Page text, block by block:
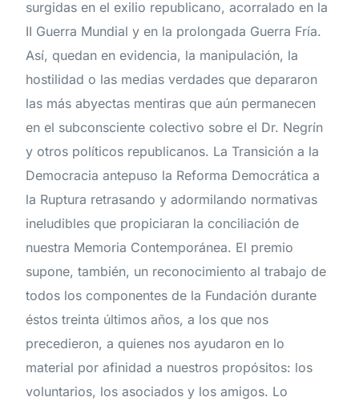
surgidas en el exilio republicano,acorralado en la
II Guerra Mundialy en la prolongada Guerra Fría.
Así, quedan en evidencia, la manipulación, la
hostilidad o las mediasverdades que depararon
las másabyectas mentiras queaún permanecen
en el subconsciente colectivo sobre el Dr. Negrín
y otros políticos republicanos. La Transicióna la
Democraciaantepuso la Reforma Democráticaa
la Ruptura retrasandoyadormilando normativas
ineludibles que propiciaran la conciliación de
nuestra Memoria Contemporánea. El premio
supone,también, un reconocimientoaltrabajo de
todos los componentes de la Fundación durante
éstostreinta últimosaños,a los que nos
precedieron,a quienes nosayudaron en lo
material porafinidada nuestros propósitos: los
voluntarios, losasociadosy losamigos. Lo